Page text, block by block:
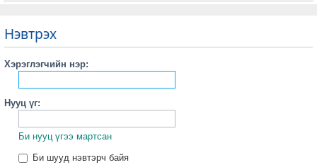
Нэвтрэх
Хэрэглэгчийн нэр:
Нууц үг:
Би нууц үгээ мартсан
Би шууд нэвтэрч байя